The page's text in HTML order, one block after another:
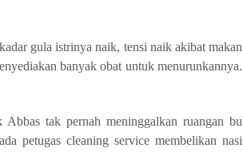
gula istrinya naik, tensi naik akibat makan
banyak obat untuk menurunkannya.
tak pernah meninggalkan ruangan bu
petugas cleaning service membelikan nasi